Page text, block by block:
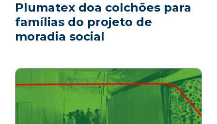
Plumatex doa colchões para
famílias do projeto de
moradia social